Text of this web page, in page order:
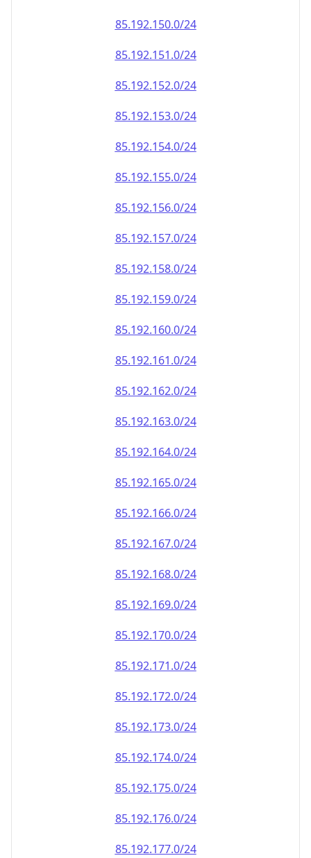
85.192.151.0/24
85.192.152.0/24
85.192.153.0/24
85.192.154.0/24
85.192.155.0/24
85.192.156.0/24
85.192.157.0/24
85.192.158.0/24
85.192.159.0/24
85.192.160.0/24
85.192.161.0/24
85.192.162.0/24
85.192.163.0/24
85.192.164.0/24
85.192.165.0/24
85.192.166.0/24
85.192.167.0/24
85.192.168.0/24
85.192.169.0/24
85.192.170.0/24
85.192.171.0/24
85.192.172.0/24
85.192.173.0/24
85.192.174.0/24
85.192.175.0/24
85.192.176.0/24
85.192.177.0/24
85.192.178.0/24